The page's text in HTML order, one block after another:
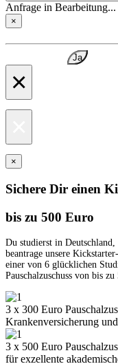
Anfrage in
×
Ja
×
×
Sichere Dir einen
bis zu 500 Euro
Du studierst in
beantrage unsere
einer von 6 glücklichen
Pauschalzuschuss von bis
3 x 300 Euro
Krankenversicherung
3 x 500 Euro
für exzellente